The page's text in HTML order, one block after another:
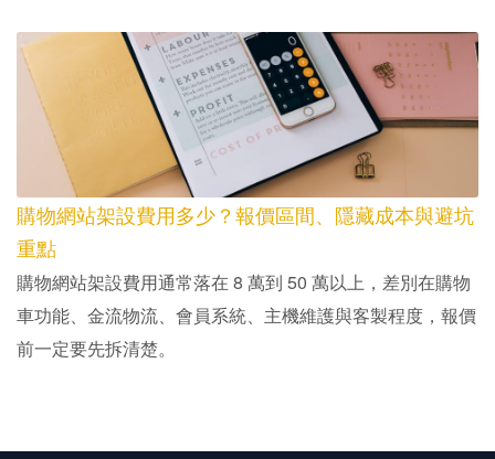
購物網站架設費用多少？報價區間、隱藏成本與避坑
重點
購物網站架設費用通常落在 8 萬到 50 萬以上，差別在購物
車功能、金流物流、會員系統、主機維護與客製程度，報價
前一定要先拆清楚。